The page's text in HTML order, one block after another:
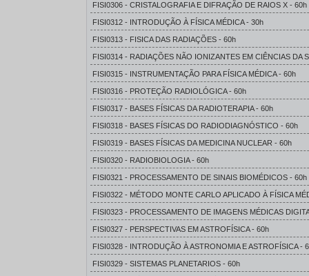
FISI0306 - CRISTALOGRAFIA E DIFRAÇÃO DE RAIOS X - 60h
FISI0312 - INTRODUÇÃO À FÍSICA MÉDICA - 30h
FISI0313 - FISICA DAS RADIAÇÕES - 60h
FISI0314 - RADIAÇÕES NÃO IONIZANTES EM CIÊNCIAS DA
FISI0315 - INSTRUMENTAÇÃO PARA FÍSICA MÉDICA - 60h
FISI0316 - PROTEÇÃO RADIOLÓGICA - 60h
FISI0317 - BASES FÍSICAS DA RADIOTERAPIA - 60h
FISI0318 - BASES FÍSICAS DO RADIODIAGNÓSTICO - 60h
FISI0319 - BASES FÍSICAS DA MEDICINA NUCLEAR - 60h
FISI0320 - RADIOBIOLOGIA - 60h
FISI0321 - PROCESSAMENTO DE SINAIS BIOMÉDICOS - 60h
FISI0322 - MÉTODO MONTE CARLO APLICADO À FÍSICA
FISI0323 - PROCESSAMENTO DE IMAGENS MÉDICAS
FISI0327 - PERSPECTIVAS EM ASTROFÍSICA - 60h
FISI0328 - INTRODUÇÃO À ASTRONOMIA E ASTROFÍSICA -
FISI0329 - SISTEMAS PLANETARIOS - 60h